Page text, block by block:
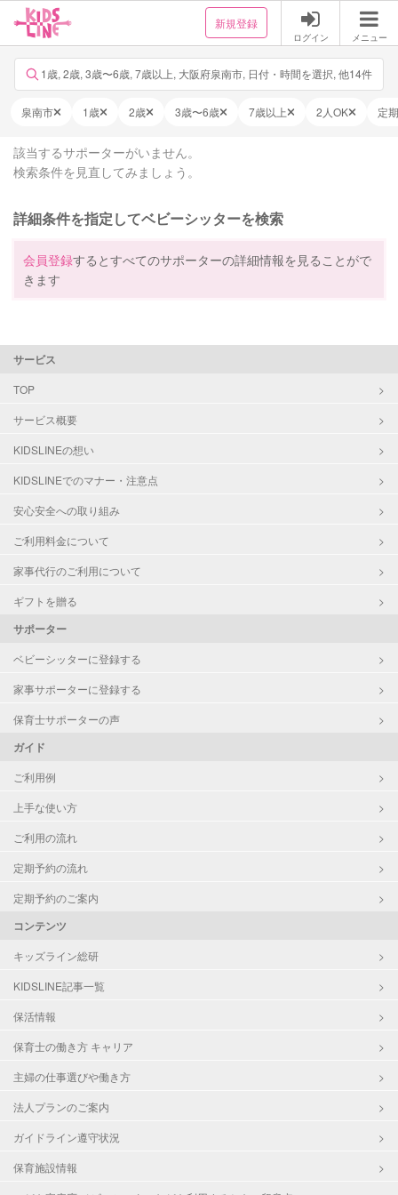
新規登録
ログイン メニュー
1歳, 2歳, 3歳〜6歳, 7歳以上, 大阪府泉南市, 日付・時間を選択, 他14件
泉南市 1歳 2歳 3歳〜6歳 7歳以上 2人OK 定
該当するサポーターがいません。
検索条件を見直してみましょう。
詳細条件を指定してベビーシッターを検索
会員登録するとすべてのサポーターの詳細情報を見ることがで
きます
サービス
TOP
サービス概要
KIDSLINEの想い
KIDSLINEでのマナー・注意点
安心安全への取り組み
ご利用料金について
家事代行のご利用について
ギフトを贈る
サポーター
ベビーシッターに登録する
家事サポーターに登録する
保育士サポーターの声
ガイド
ご利用例
上手な使い方
ご利用の流れ
定期予約の流れ
定期予約のご案内
コンテンツ
キッズライン総研
KIDSLINE記事一覧
保活情報
保育士の働き方 キャリア
主婦の仕事選びや働き方
法人プランのご案内
ガイドライン遵守状況
保育施設情報